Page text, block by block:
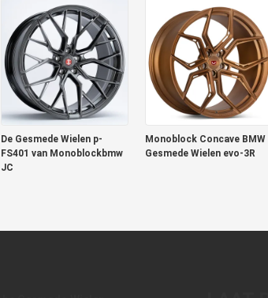
De Gesmede Wielen p-
FS401 van Monoblockbmw
JC
Monoblock Concave BMW
Gesmede Wielen evo-3R